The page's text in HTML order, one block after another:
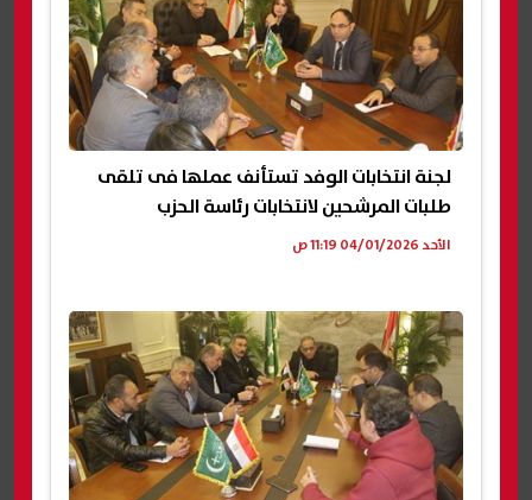
لجنة انتخابات الوفد تستأنف عملها فى تلقى
طلبات المرشحين لانتخابات رئاسة الحزب
الأحد 04/01/2026 11:19 ص